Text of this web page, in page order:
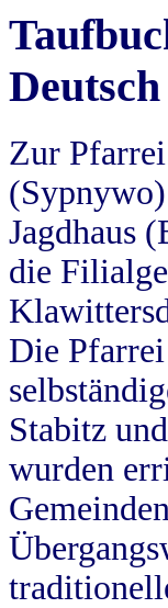
Zur
Jagdhaus
die
Die
Stabitz
wurden